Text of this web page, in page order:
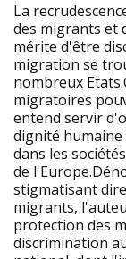
La
des migrants et
mérite d'être
migration se
nombreux
migratoires
entend servir
dignité
dans les
de
stigmatisant
migrants,
protection des
discrimination